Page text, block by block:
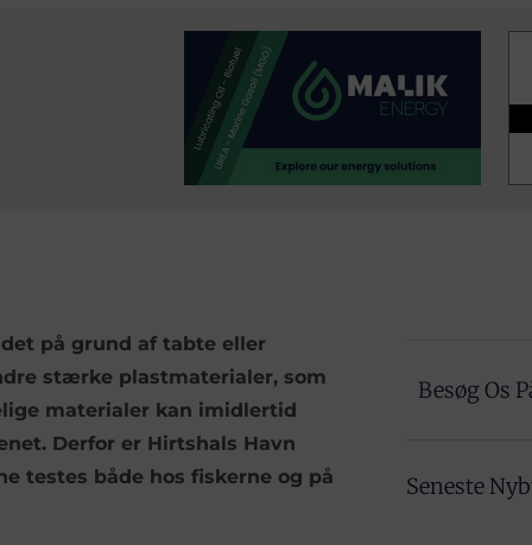
på grund af tabte eller
stærke plastmaterialer, som
materialer kan imidlertid
Derfor er Hirtshals Havn
testes både hos fiskerne og på
Besøg Os
Seneste